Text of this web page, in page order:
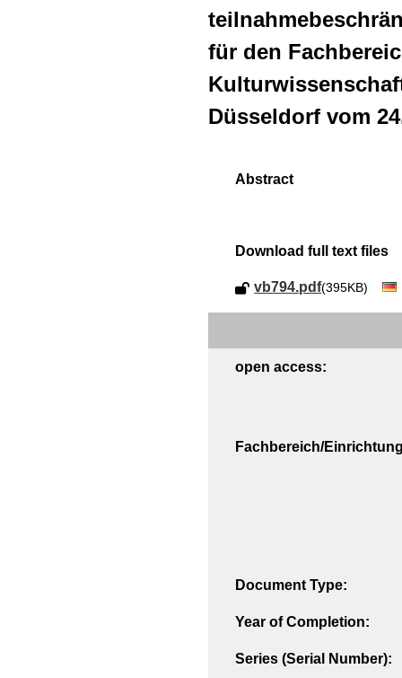
für den
Düsseldorf vom
Download full text files
vb794.pdf(395KB)
open access:
Fachbereich/
Document Type:
Year of Completion:
Series (Serial Number):